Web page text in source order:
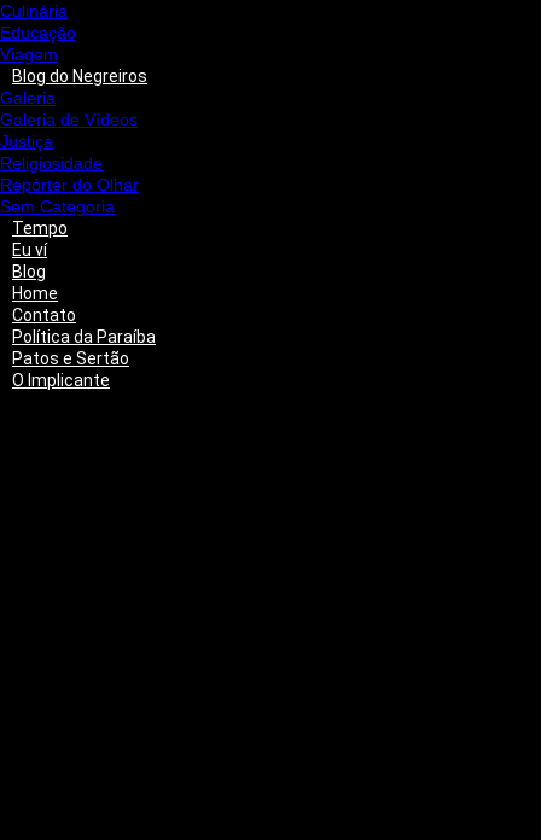
Culinária
Educação
Viagem
Blog do Negreiros
Galeria
Galeria de Vídeos
Justiça
Religiosidade
Repórter do Olhar
Sem Categoria
Tempo
Eu ví
Blog
Home
Contato
Política da Paraíba
Patos e Sertão
O Implicante